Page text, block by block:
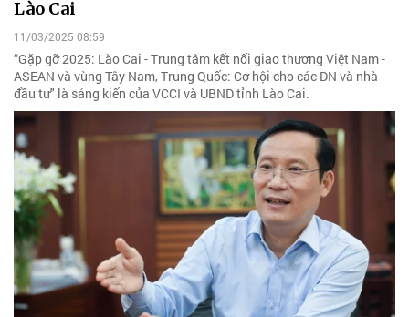
Lào Cai
11/03/2025 08:59
“Gặp gỡ 2025: Lào Cai - Trung tâm kết nối giao thương Việt Nam -
ASEAN và vùng Tây Nam, Trung Quốc: Cơ hội cho các DN và nhà
đầu tư" là sáng kiến của VCCI và UBND tỉnh Lào Cai.